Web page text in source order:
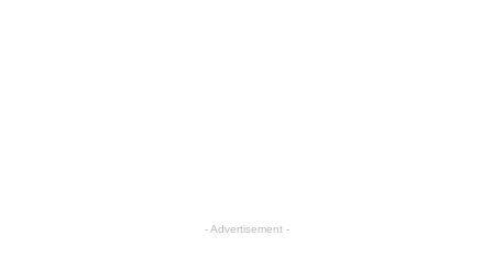
- Advertisement -